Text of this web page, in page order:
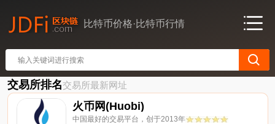
比特币价格·比特币行情
交易所排名交易所最新网址
火币网(Huobi)
中国最好的交易平台，创于2013年